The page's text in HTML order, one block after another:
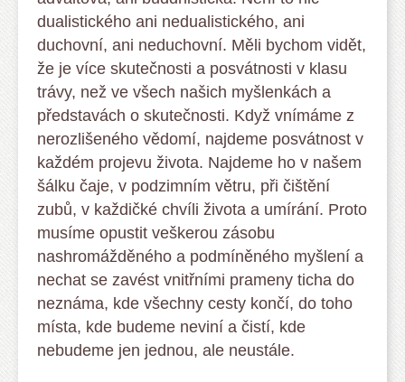
dualistického ani nedualistického, ani
duchovní, ani neduchovní. Měli bychom vidět,
že je více skutečnosti a posvátnosti v klasu
trávy, než ve všech našich myšlenkách a
představách o skutečnosti. Když vnímáme z
nerozlišeného vědomí, najdeme posvátnost v
každém projevu života. Najdeme ho v našem
šálku čaje, v podzimním větru, při čištění
zubů, v každičké chvíli života a umírání. Proto
musíme opustit veškerou zásobu
nashromážděného a podmíněného myšlení a
nechat se zavést vnitřními prameny ticha do
neznáma, kde všechny cesty končí, do toho
místa, kde budeme neviní a čistí, kde
nebudeme jen jednou, ale neustále.